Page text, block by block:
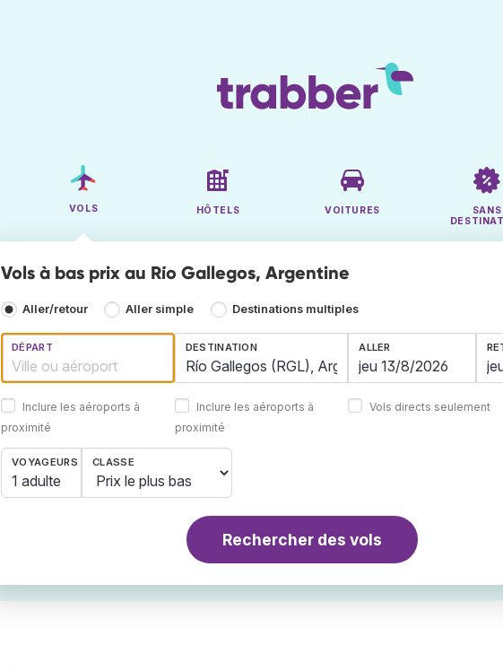
VOLS HÔTELS VOITURES
SANS
Vols à bas prix au Río Gallegos, Argentine
Aller/retour Aller simple Destinations multiples
DÉPART
Inclure les aéroports à
proximité
DESTINATION
Inclure les aéroports à
proximité
ALLER
Vols directs seulement
VOYAGEURS
1 adulte
CLASSE
Rechercher des vols